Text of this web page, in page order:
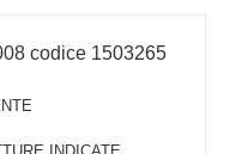
codice 1503265